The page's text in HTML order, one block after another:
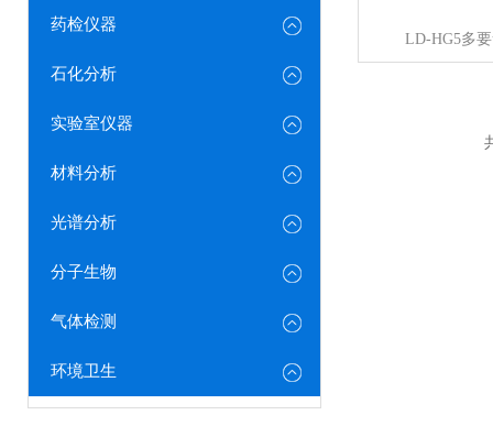
药检仪器
石化分析
实验室仪器
材料分析
光谱分析
分子生物
气体检测
环境卫生
LD-HG5多